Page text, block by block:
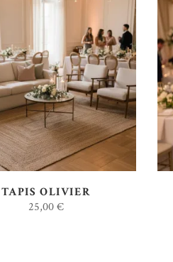
AJOUTER AU DEVIS
TAPIS OLIVIER
25,00€